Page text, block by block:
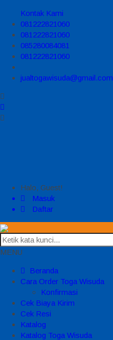
Kontak Kami
081222821060
081222821060
085280084081
081222821060
jualtogawisuda@gmail.com
Halo, Guest!
Masuk
Daftar
MENU
Beranda
Cara Order Toga Wisuda
Konfirmasi
Cek Biaya Kirim
Cek Resi
Katalog
Katalog Toga Wisuda